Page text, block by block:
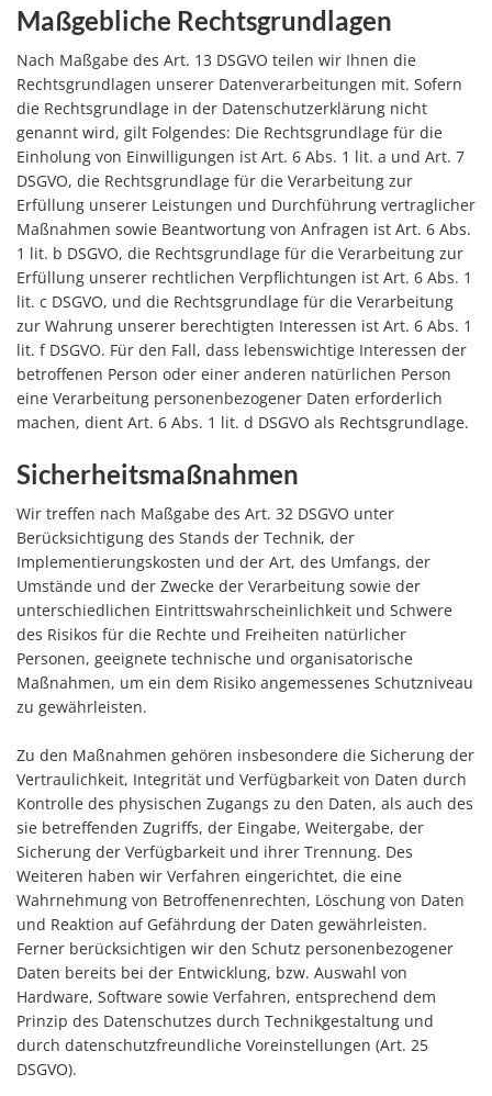
Maßgebliche Rechtsgrundlagen
Nach Maßgabe des Art. 13 DSGVO teilen wir Ihnen die
Rechtsgrundlagen unserer Datenverarbeitungen mit. Sofern
die Rechtsgrundlage in der Datenschutzerklärung nicht
genannt wird, gilt Folgendes: Die Rechtsgrundlage für die
Einholung von Einwilligungen ist Art. 6 Abs. 1 lit. a und Art. 7
DSGVO, die Rechtsgrundlage für die Verarbeitung zur
Erfüllung unserer Leistungen und Durchführung vertraglicher
Maßnahmen sowie Beantwortung von Anfragen ist Art. 6 Abs.
1 lit. b DSGVO, die Rechtsgrundlage für die Verarbeitung zur
Erfüllung unserer rechtlichen Verpflichtungen ist Art. 6 Abs. 1
lit. c DSGVO, und die Rechtsgrundlage für die Verarbeitung
zur Wahrung unserer berechtigten Interessen ist Art. 6 Abs. 1
lit. f DSGVO. Für den Fall, dass lebenswichtige Interessen der
betroffenen Person oder einer anderen natürlichen Person
eine Verarbeitung personenbezogener Daten erforderlich
machen, dient Art. 6 Abs. 1 lit. d DSGVO als Rechtsgrundlage.
Sicherheitsmaßnahmen
Wir treffen nach Maßgabe des Art. 32 DSGVO unter
Berücksichtigung des Stands der Technik, der
Implementierungskosten und der Art, des Umfangs, der
Umstände und der Zwecke der Verarbeitung sowie der
unterschiedlichen Eintrittswahrscheinlichkeit und Schwere
des Risikos für die Rechte und Freiheiten natürlicher
Personen, geeignete technische und organisatorische
Maßnahmen, um ein dem Risiko angemessenes Schutzniveau
zu gewährleisten.
Zu den Maßnahmen gehören insbesondere die Sicherung der
Vertraulichkeit, Integrität und Verfügbarkeit von Daten durch
Kontrolle des physischen Zugangs zu den Daten, als auch des
sie betreffenden Zugriffs, der Eingabe, Weitergabe, der
Sicherung der Verfügbarkeit und ihrer Trennung. Des
Weiteren haben wir Verfahren eingerichtet, die eine
Wahrnehmung von Betroffenenrechten, Löschung von Daten
und Reaktion auf Gefährdung der Daten gewährleisten.
Ferner berücksichtigen wir den Schutz personenbezogener
Daten bereits bei der Entwicklung, bzw. Auswahl von
Hardware, Software sowie Verfahren, entsprechend dem
Prinzip des Datenschutzes durch Technikgestaltung und
durch datenschutzfreundliche Voreinstellungen (Art. 25
DSGVO).